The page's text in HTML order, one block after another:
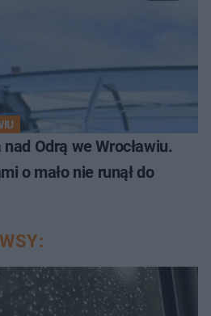
Odrą we Wrocławiu.
o mało nie runął do